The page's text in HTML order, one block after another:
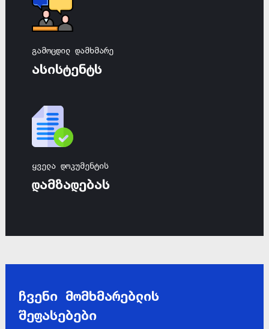
გამოცდილ დამხმარე
ასისტენტს
ყველა დოკუმენტის
დამზადებას
ჩვენი მომხმარებლის
შეფასებები